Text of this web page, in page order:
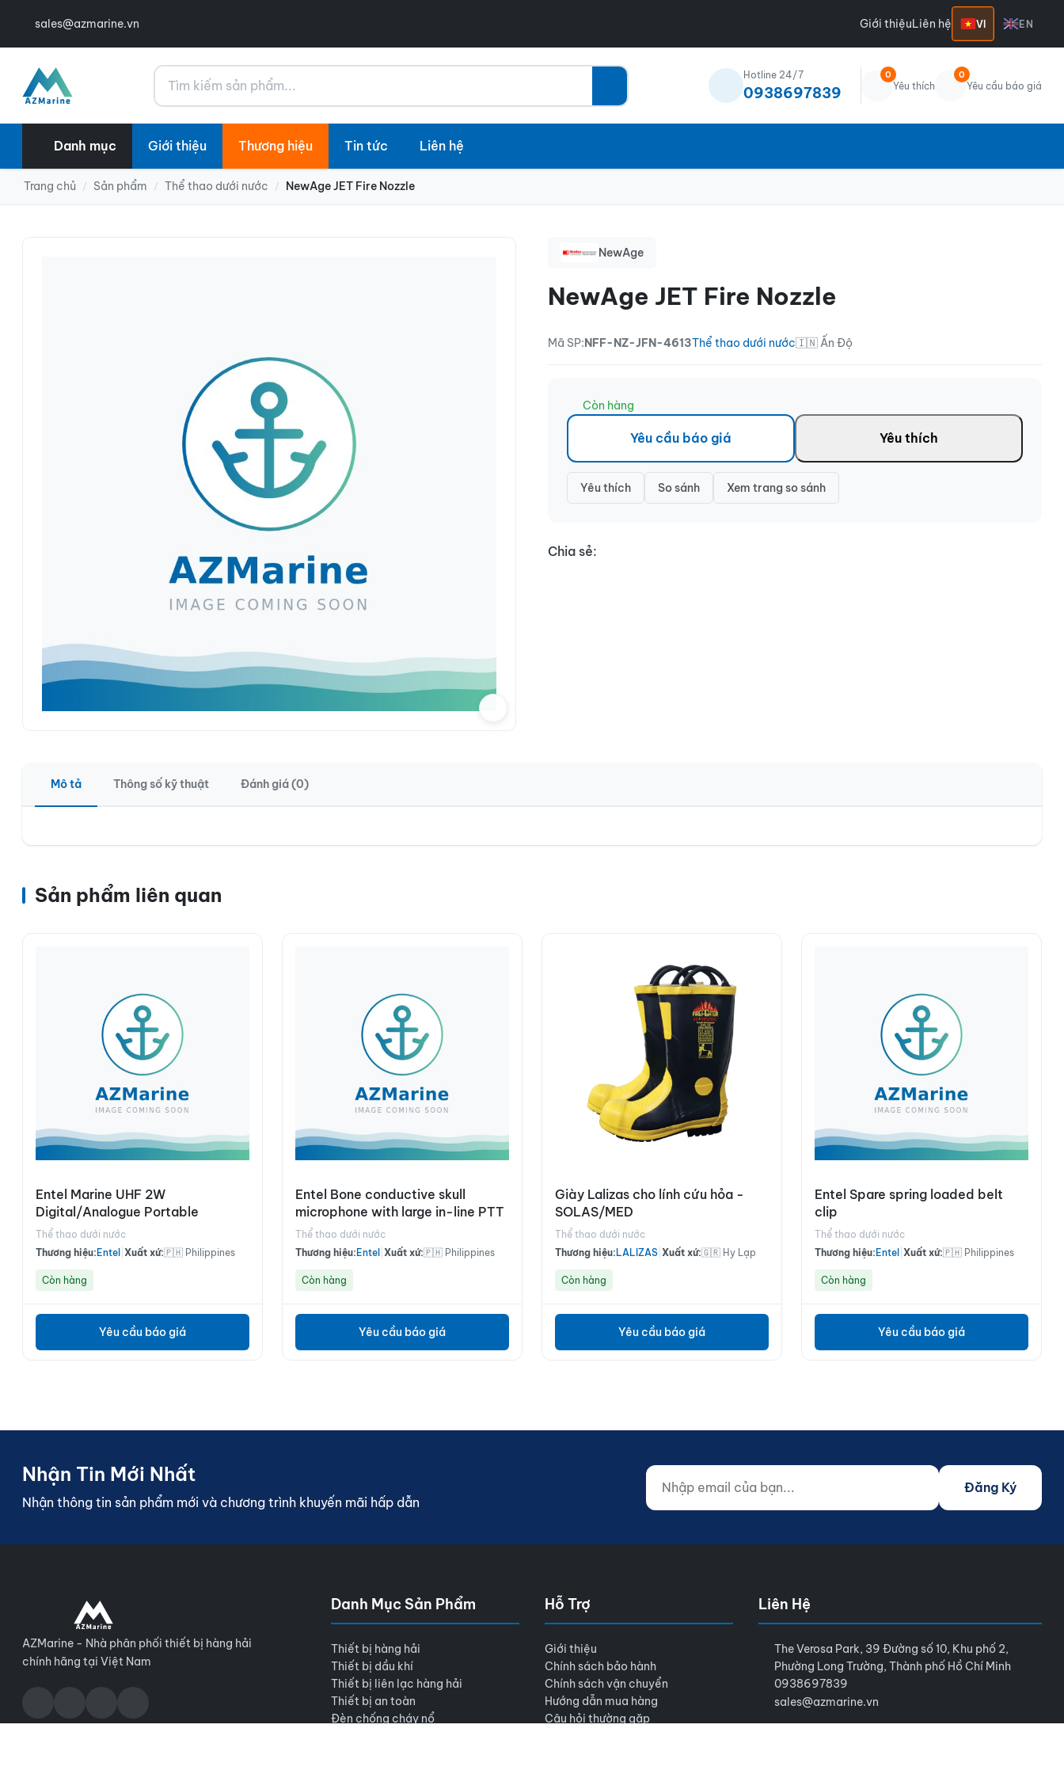
sales@azmarine.vn Giới thiệuLiên hệ VI EN
Tìm kiếm Hotline 24/7
0938697839
0
Yêu thích
0
Yêu cầu báo giá
Danh mục Giới thiệu Thương hiệu Tin tức Liên hệ
Trang chủ / Sản phẩm / Thể thao dưới nước / NewAge JET Fire Nozzle
NewAge
NewAge JET Fire Nozzle
Mã SP:NFF-NZ-JFN-4613Thể thao dưới nước🇮🇳 Ấn Độ
Còn hàng
Yêu cầu báo giá Yêu thích
Yêu thích So sánh Xem trang so sánh
Chia sẻ:
Mô tả Thông số kỹ thuật Đánh giá (0)
Sản phẩm liên quan
Entel Marine UHF 2W
Digital/Analogue Portable
Thể thao dưới nước
Thương hiệu: Entel Xuất xứ:🇵🇭 Philippines
Còn hàng
Yêu cầu báo giá
Entel Bone conductive skull
microphone with large in-line PTT
Thể thao dưới nước
Thương hiệu: Entel Xuất xứ:🇵🇭 Philippines
Còn hàng
Yêu cầu báo giá
Giày Lalizas cho lính cứu hỏa -
SOLAS/MED
Thể thao dưới nước
Thương hiệu: LALIZAS Xuất xứ:🇬🇷 Hy Lạp
Còn hàng
Yêu cầu báo giá
Entel Spare spring loaded belt
clip
Thể thao dưới nước
Thương hiệu: Entel Xuất xứ:🇵🇭 Philippines
Còn hàng
Yêu cầu báo giá
Nhận Tin Mới Nhất
Nhận thông tin sản phẩm mới và chương trình khuyến mãi hấp dẫn
Nhập email của bạn...
Website (do not fill)
Đăng Ký
AZMarine - Nhà phân phối thiết bị hàng hải
chính hãng tại Việt Nam
Danh Mục Sản Phẩm
Thiết bị hàng hải
Thiết bị dầu khí
Thiết bị liên lạc hàng hải
Thiết bị an toàn
Đèn chống cháy nổ
Hỗ Trợ
Giới thiệu
Chính sách bảo hành
Chính sách vận chuyển
Hướng dẫn mua hàng
Câu hỏi thường gặp
Liên Hệ
The Verosa Park, 39 Đường số 10, Khu phố 2,
Phường Long Trường, Thành phố Hồ Chí Minh
0938697839
sales@azmarine.vn